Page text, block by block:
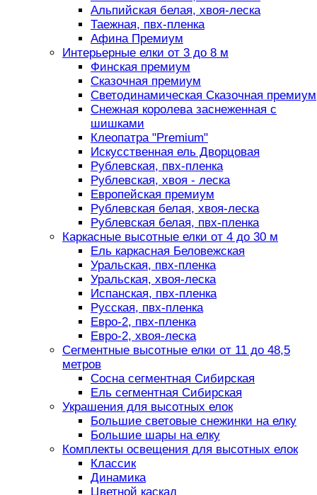
Альпийская белая, хвоя-леска
Таежная, пвх-пленка
Афина Премиум
Интерьерные елки от 3 до 8 м
Финская премиум
Сказочная премиум
Светодинамическая Сказочная премиум
Снежная королева заснеженная с
шишками
Клеопатра "Premium"
Искусственная ель Дворцовая
Рублевская, пвх-пленка
Рублевская, хвоя - леска
Европейская премиум
Рублевская белая, хвоя-леска
Рублевская белая, пвх-пленка
Каркасные высотные елки от 4 до 30 м
Ель каркасная Беловежская
Уральская, пвх-пленка
Уральская, хвоя-леска
Испанская, пвх-пленка
Русская, пвх-пленка
Евро-2, пвх-пленка
Евро-2, хвоя-леска
Сегментные высотные елки от 11 до 48,5
метров
Сосна сегментная Сибирская
Ель сегментная Сибирская
Украшения для высотных елок
Большие световые снежинки на елку
Большие шары на елку
Комплекты освещения для высотных елок
Классик
Динамика
Цветной каскад